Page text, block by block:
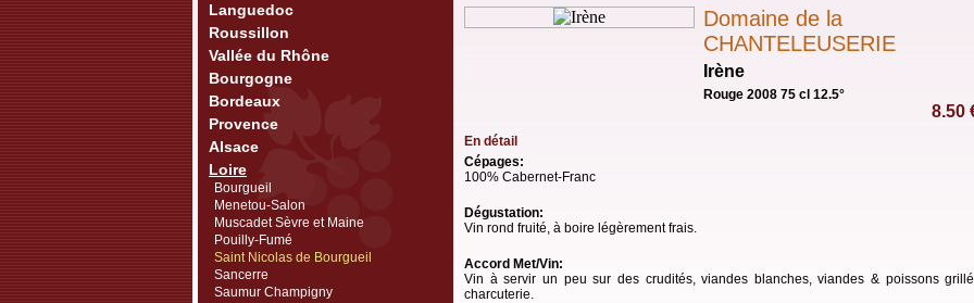
Languedoc
Roussillon
Vallée du Rhône
Bourgogne
Bordeaux
Provence
Alsace
Loire
Bourgueil
Menetou-Salon
Muscadet Sèvre et Maine
Pouilly-Fumé
Saint Nicolas de Bourgueil
Sancerre
Saumur Champigny
Domaine de la
CHANTELEUSERIE
Irène
Rouge 2008 75 cl 12.5°
8.50
En détail
Cépages:
100% Cabernet-Franc
Dégustation:
Vin rond fruité, à boire légèrement frais.
Accord Met/Vin:
Vin à servir un peu sur des crudités, viandes blanches, viandes & poissons
charcuterie.